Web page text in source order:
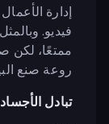
إدارة
فيديو.
ممتعًا، لكن
روعة صنع
تبادل